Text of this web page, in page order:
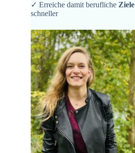
✓ Erreiche damit berufliche Ziele
schneller